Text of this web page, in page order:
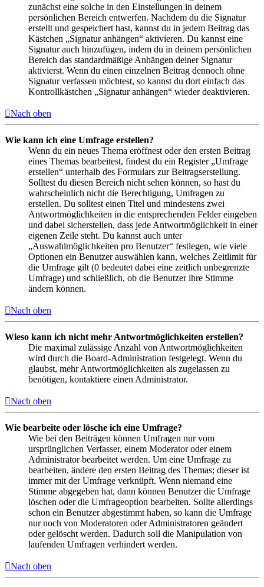
zunächst eine solche in den Einstellungen in deinem
persönlichen Bereich entwerfen. Nachdem du die Signatur
erstellt und gespeichert hast, kannst du in jedem Beitrag das
Kästchen „Signatur anhängen“ aktivieren. Du kannst eine
Signatur auch hinzufügen, indem du in deinem persönlichen
Bereich das standardmäßige Anhängen deiner Signatur
aktivierst. Wenn du einen einzelnen Beitrag dennoch ohne
Signatur verfassen möchtest, so kannst du dort einfach das
Kontrollkästchen „Signatur anhängen“ wieder deaktivieren.
Nach oben
Wie kann ich eine Umfrage erstellen?
Wenn du ein neues Thema eröffnest oder den ersten Beitrag
eines Themas bearbeitest, findest du ein Register „Umfrage
erstellen“ unterhalb des Formulars zur Beitragserstellung.
Solltest du diesen Bereich nicht sehen können, so hast du
wahrscheinlich nicht die Berechtigung, Umfragen zu
erstellen. Du solltest einen Titel und mindestens zwei
Antwortmöglichkeiten in die entsprechenden Felder eingeben
und dabei sicherstellen, dass jede Antwortmöglichkeit in einer
eigenen Zeile steht. Du kannst auch unter
„Auswahlmöglichkeiten pro Benutzer“ festlegen, wie viele
Optionen ein Benutzer auswählen kann, welches Zeitlimit für
die Umfrage gilt (0 bedeutet dabei eine zeitlich unbegrenzte
Umfrage) und schließlich, ob die Benutzer ihre Stimme
ändern können.
Nach oben
Wieso kann ich nicht mehr Antwortmöglichkeiten erstellen?
Die maximal zulässige Anzahl von Antwortmöglichkeiten
wird durch die Board-Administration festgelegt. Wenn du
glaubst, mehr Antwortmöglichkeiten als zugelassen zu
benötigen, kontaktiere einen Administrator.
Nach oben
Wie bearbeite oder lösche ich eine Umfrage?
Wie bei den Beiträgen können Umfragen nur vom
ursprünglichen Verfasser, einem Moderator oder einem
Administrator bearbeitet werden. Um eine Umfrage zu
bearbeiten, ändere den ersten Beitrag des Themas; dieser ist
immer mit der Umfrage verknüpft. Wenn niemand eine
Stimme abgegeben hat, dann können Benutzer die Umfrage
löschen oder die Umfrageoption bearbeiten. Sollte allerdings
schon ein Benutzer abgestimmt haben, so kann die Umfrage
nur noch von Moderatoren oder Administratoren geändert
oder gelöscht werden. Dadurch soll die Manipulation von
laufenden Umfragen verhindert werden.
Nach oben